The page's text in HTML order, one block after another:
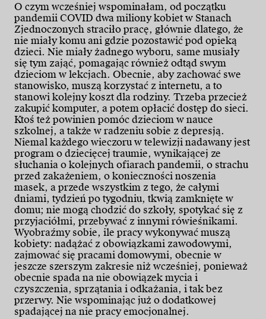
O czym wcześniej wspominałam, od początku
pandemii COVID dwa miliony kobiet w Stanach
Zjednoczonych straciło pracę, głównie dlatego, że
nie miały komu ani gdzie pozostawić pod opieką
dzieci. Nie miały żadnego wyboru, same musiały
się tym zająć, pomagając również odtąd swym
dzieciom w lekcjach. Obecnie, aby zachować swe
stanowisko, muszą korzystać z internetu, a to
stanowi kolejny koszt dla rodziny. Trzeba przecież
zakupić komputer, a potem opłacić dostęp do sieci.
Ktoś też powinien pomóc dzieciom w nauce
szkolnej, a także w radzeniu sobie z depresją.
Niemal każdego wieczoru w telewizji nadawany jest
program o dziecięcej traumie, wynikającej ze
słuchania o kolejnych ofiarach pandemii, o strachu
przed zakażeniem, o konieczności noszenia
masek, a przede wszystkim z tego, że całymi
dniami, tydzień po tygodniu, tkwią zamknięte w
domu; nie mogą chodzić do szkoły, spotykać się z
przyjaciółmi, przebywać z innymi rówieśnikami.
Wyobraźmy sobie, ile pracy wykonywać muszą
kobiety: nadążać z obowiązkami zawodowymi,
zajmować się pracami domowymi, obecnie w
jeszcze szerszym zakresie niż wcześniej, ponieważ
obecnie spada na nie obowiązek mycia i
czyszczenia, sprzątania i odkażania, i tak bez
przerwy. Nie wspominając już o dodatkowej
spadającej na nie pracy emocjonalnej.